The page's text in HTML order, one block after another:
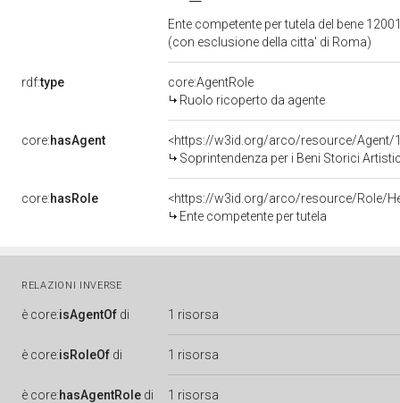
Ente competente per tutela del bene
(con esclusione della citta' di Roma)
rdf:type
core:AgentRole
Ruolo ricoperto da agente
core:hasAgent
<https://w3id.org/arco/resource/Agent/
Soprintendenza per i Beni Storici
core:hasRole
<https://w3id.org/arco/resource/Role/
Ente competente per tutela
RELAZIONI INVERSE
è core:isAgentOf di 1 risorsa
è core:isRoleOf di 1 risorsa
è core:hasAgentRole di 1 risorsa